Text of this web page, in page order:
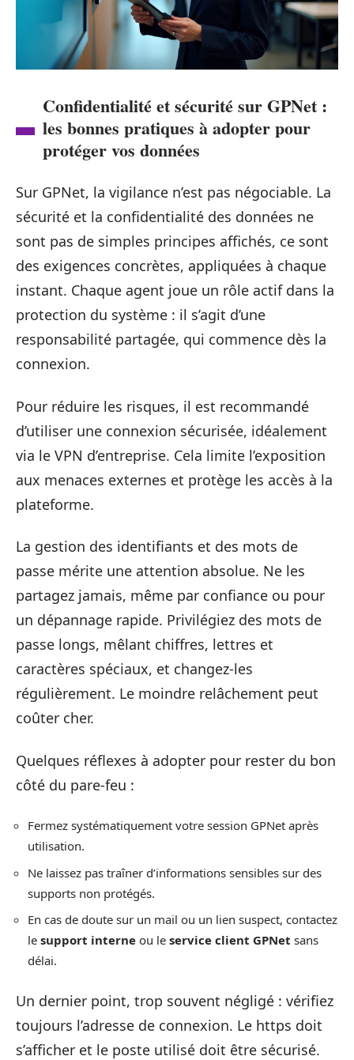
Confidentialité et sécurité sur GPNet :
les bonnes pratiques à adopter pour
protéger vos données
Sur GPNet, la vigilance n’est pas négociable. La
sécurité et la confidentialité des données ne
sont pas de simples principes affichés, ce sont
des exigences concrètes, appliquées à chaque
instant. Chaque agent joue un rôle actif dans la
protection du système : il s’agit d’une
responsabilité partagée, qui commence dès la
connexion.
Pour réduire les risques, il est recommandé
d’utiliser une connexion sécurisée, idéalement
via le VPN d’entreprise. Cela limite l’exposition
aux menaces externes et protège les accès à la
plateforme.
La gestion des identifiants et des mots de
passe mérite une attention absolue. Ne les
partagez jamais, même par confiance ou pour
un dépannage rapide. Privilégiez des mots de
passe longs, mêlant chiffres, lettres et
caractères spéciaux, et changez-les
régulièrement. Le moindre relâchement peut
coûter cher.
Quelques réflexes à adopter pour rester du bon
côté du pare-feu :
Fermez systématiquement votre session GPNet après
utilisation.
Ne laissez pas traîner d’informations sensibles sur des
supports non protégés.
En cas de doute sur un mail ou un lien suspect, contactez
le support interne ou le service client GPNet sans
délai.
Un dernier point, trop souvent négligé : vérifiez
toujours l’adresse de connexion. Le https doit
s’afficher et le poste utilisé doit être sécurisé.